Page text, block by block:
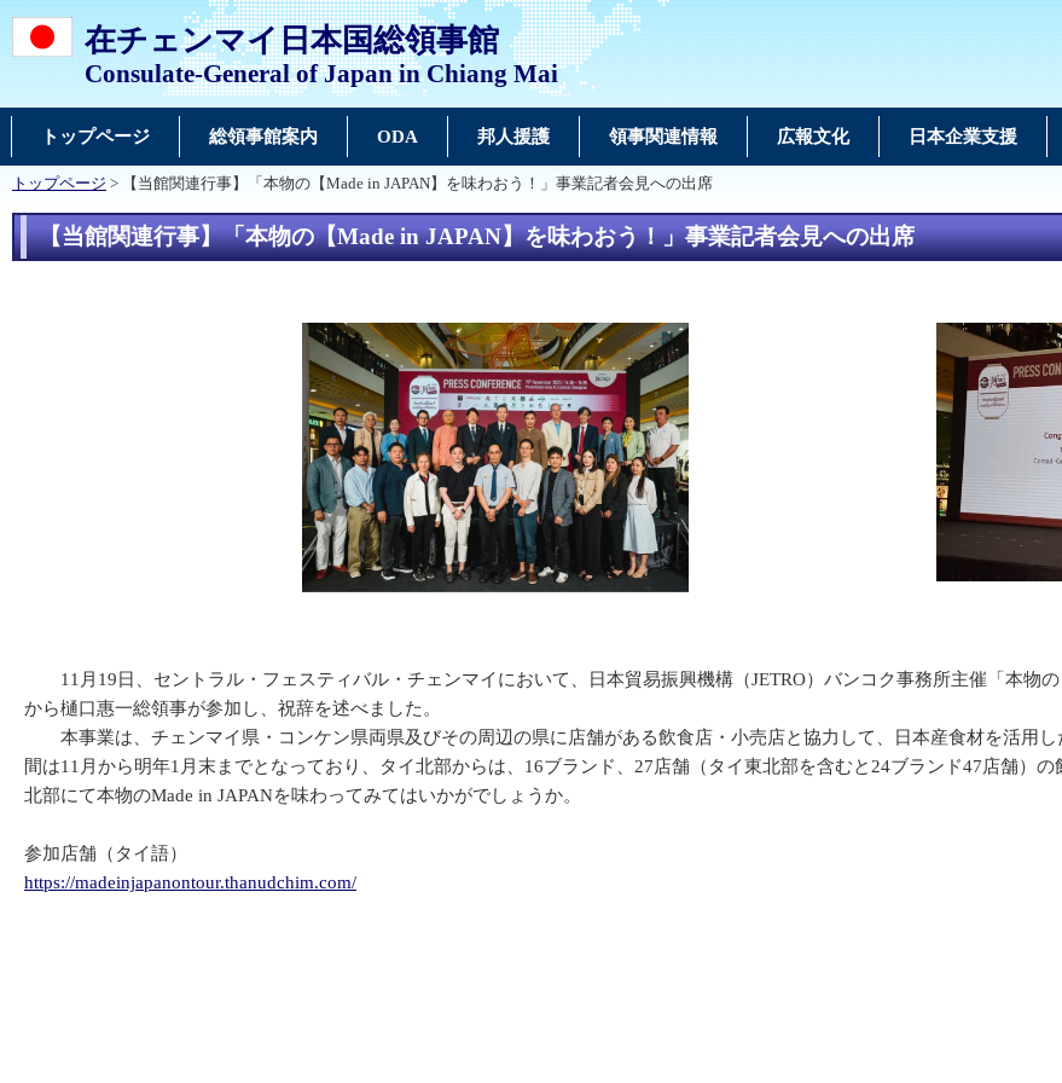
在チェンマイ日本国総領事館
Consulate-General of Japan in Chiang Mai
トップページ 総領事館案内 ODA 邦人援護 領事関連情報 広報文化 日本企業支援
トップページ > 【当館関連行事】「本物の【Made in JAPAN】を味わおう！」事業記者会見への出席
【当館関連行事】「本物の【Made in JAPAN】を味わおう！」事業記者会見への出席
11月19日、セントラル・フェスティバル・チェンマイにおいて、日本貿易振興機構（JETRO）バンコク事務所主催「本物
から樋口惠一総領事が参加し、祝辞を述べました。
本事業は、チェンマイ県・コンケン県両県及びその周辺の県に店舗がある飲食店・小売店と協力して、日本産食材を活用し
間は11月から明年1月末までとなっており、タイ北部からは、16ブランド、27店舗（タイ東北部を含むと24ブランド47店舗）
北部にて本物のMade in JAPANを味わってみてはいかがでしょうか。
参加店舗（タイ語）
https://madeinjapanontour.thanudchim.com/